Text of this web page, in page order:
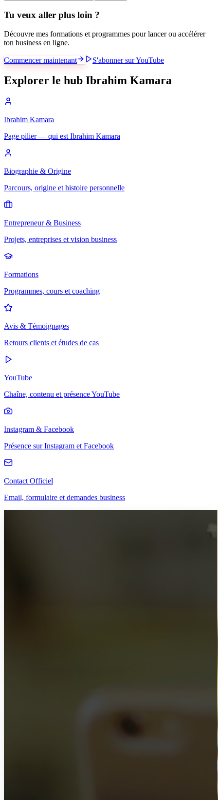
Tu veux aller plus loin ?
Découvre mes formations et programmes pour lancer ou accélérer
ton business en ligne.
Commencer maintenant S'abonner sur YouTube
Explorer le hub Ibrahim Kamara
Ibrahim Kamara
Page pilier — qui est Ibrahim Kamara
Biographie & Origine
Parcours, origine et histoire personnelle
Entrepreneur & Business
Projets, entreprises et vision business
Formations
Programmes, cours et coaching
Avis & Témoignages
Retours clients et études de cas
YouTube
Chaîne, contenu et présence YouTube
Instagram & Facebook
Présence sur Instagram et Facebook
Contact Officiel
Email, formulaire et demandes business